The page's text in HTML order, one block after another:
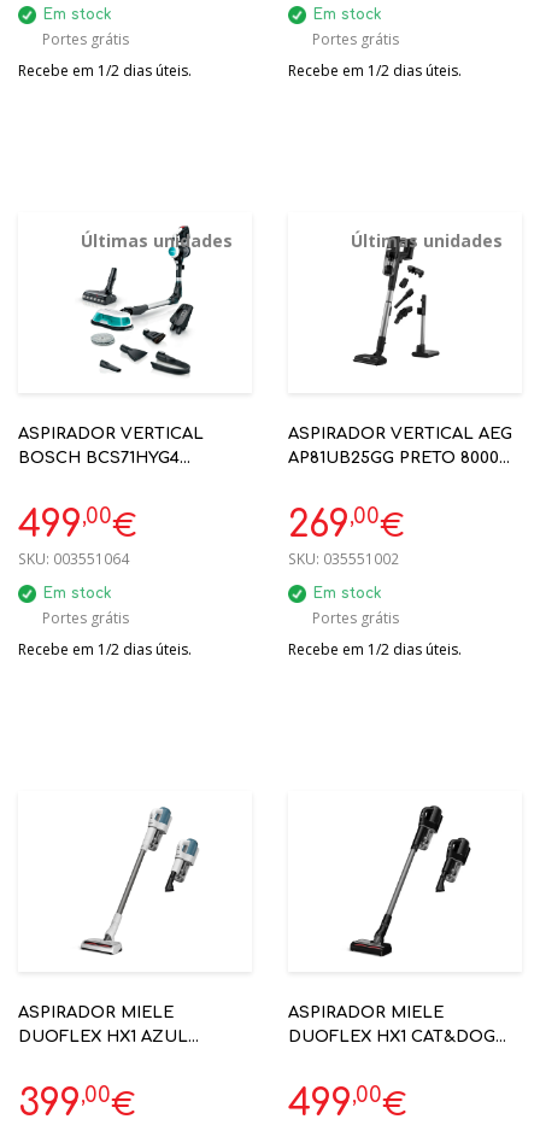
Em stock
Portes grátis
Recebe em 1/2 dias úteis.
Em stock
Portes grátis
Recebe em 1/2 dias úteis.
Últimas unidades
ASPIRADOR VERTICAL
BOSCH BCS71HYG4
18V S/ FIOS
499,00€
SKU: 003551064
Em stock
Portes grátis
Recebe em 1/2 dias úteis.
Últimas unidades
ASPIRADOR VERTICAL AEG
AP81UB25GG PRETO 8000
AUTONOMIA GAMA
ECOLINE
269,00€
SKU: 035551002
Em stock
Portes grátis
Recebe em 1/2 dias úteis.
ASPIRADOR MIELE
DUOFLEX HX1 AZUL
399,00€
ASPIRADOR MIELE
DUOFLEX HX1 CAT&DOG
499,00€